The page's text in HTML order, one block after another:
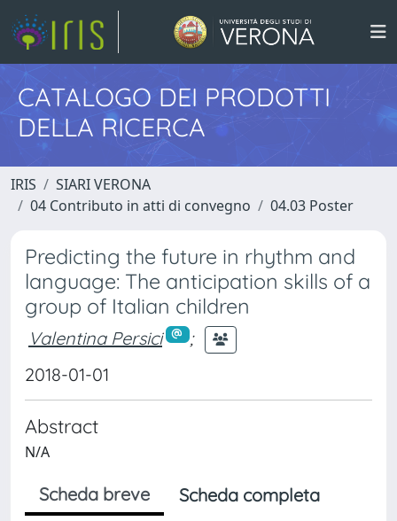
CATALOGO DEI PRODOTTI
DELLA RICERCA
IRIS
SIARI VERONA
04 Contributo in atti di convegno
04.03 Poster
Predicting the future in rhythm and
language: The anticipation skills of a
group of Italian children
Valentina Persici
;
2018-01-01
Abstract
N/A
Scheda breve
Scheda completa